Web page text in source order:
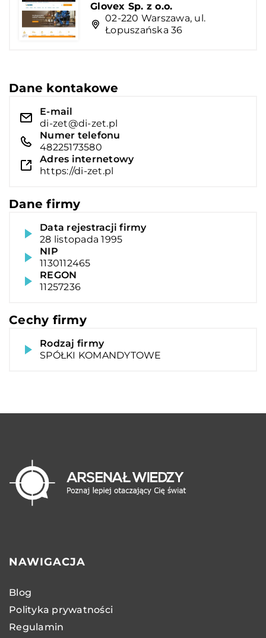
Glovex Sp. z o.o.
02-220 Warszawa, ul.
Łopuszańska 36
Dane kontakowe
E-mail
di-zet@di-zet.pl
Numer telefonu
48225173580
Adres internetowy
https://di-zet.pl
Dane firmy
Data rejestracji firmy
28 listopada 1995
NIP
1130112465
REGON
11257236
Cechy firmy
Rodzaj firmy
SPÓŁKI KOMANDYTOWE
NAWIGACJA
Blog
Polityka prywatności
Regulamin